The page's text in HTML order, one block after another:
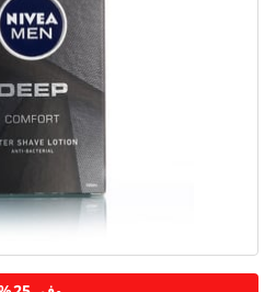
تخطي